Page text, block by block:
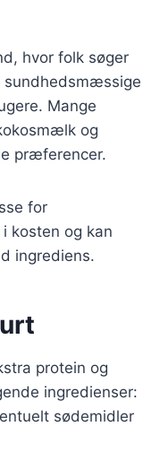
hvor folk søger
sundhedsmæssige
Mange
og
præferencer.
for
kosten og kan
ingrediens.
protein og
ingredienser:
sødemidler